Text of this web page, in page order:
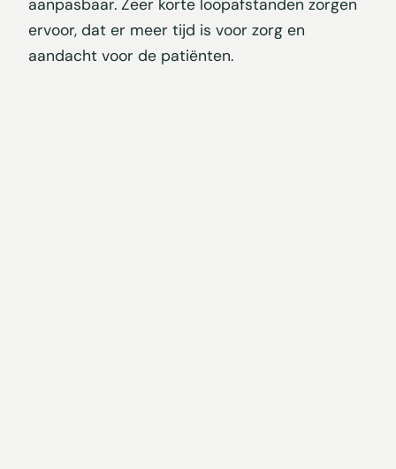
aanpasbaar. Zeer korte loopafstanden zorgen
ervoor, dat er meer tijd is voor zorg en
aandacht voor de patiënten.